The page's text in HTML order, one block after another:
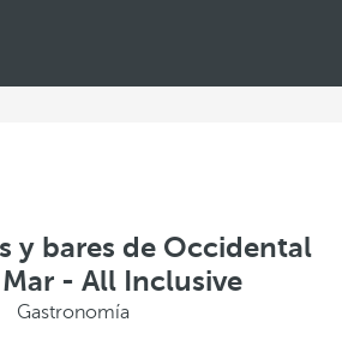
y bares de Occidental
- All Inclusive
Gastronomía